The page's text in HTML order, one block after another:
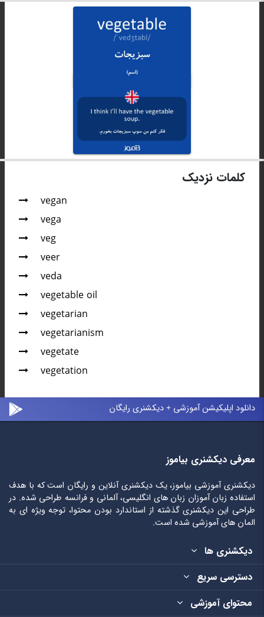
کلمات نزدیک
vegan
vega
veg
veer
veda
vegetable oil
vegetarian
vegetarianism
vegetate
vegetation
دانلود اپلیکیشن آموزشی + دیکشنری رایگان
معرفی دیکشنری بیاموز
دیکشنری آموزشی بیاموز، یک دیکشنری آنلاین و رایگان است که با هدف
استفاده زبان آموزان زبان های انگلیسی، آلمانی و فرانسه طراحی شده. در
طراحی این دیکشنری گذشته از استاندارد بودن محتوا، توجه ویژه ای به
المان های آموزشی شده است.
دیکشنری ها
دسترسی سریع
محتوای آموزشی